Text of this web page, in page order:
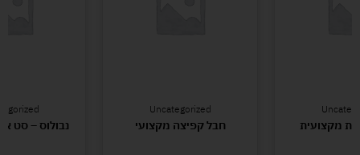
מקצועית
Uncategorized
חבל קפיצה מקצועי נבולוס – סט